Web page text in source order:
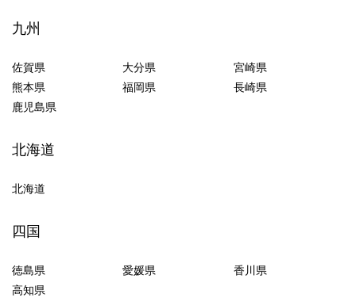
九州
佐賀県 大分県
宮崎県
熊本県
福岡県
長崎県
鹿児島県
北海道
北海道
四国
徳島県 愛媛県
香川県
高知県